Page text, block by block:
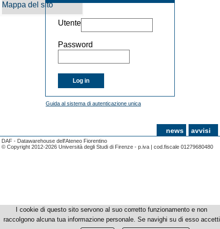
Mappa del sito
Utente
Password
Log in
Guida al sistema di autenticazione unica
news avvisi
DAF - Datawarehouse dell'Ateneo Fiorentino
© Copyright 2012-2026 Università degli Studi di Firenze - p.iva | cod.fiscale 01279680480
I cookie di questo sito servono al suo corretto funzionamento e non
raccolgono alcuna tua informazione personale. Se navighi su di esso accetti